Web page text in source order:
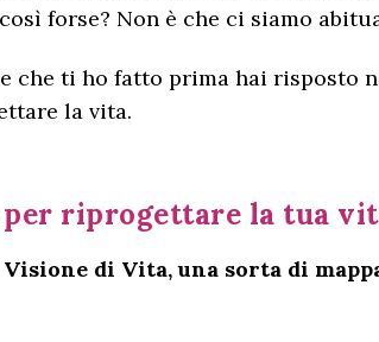
forse? Non è che ci siamo
che ti ho fatto prima hai risposto
la vita.
per riprogettare la tua
di Vita, una sorta di